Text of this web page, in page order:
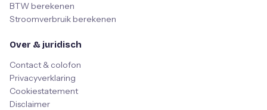
BTW berekenen
Stroomverbruik berekenen
Over & juridisch
Contact & colofon
Privacyverklaring
Cookiestatement
Disclaimer